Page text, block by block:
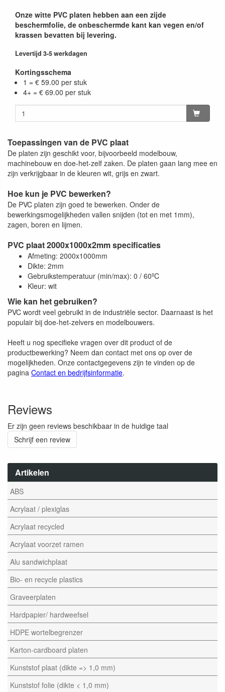
Artikelen
ABS
Acrylaat / plexiglas
Acrylaat recycled
Acrylaat voorzet ramen
Alu sandwichplaat
Bio- en recycle plastics
Graveerplaten
Hardpapier/ hardweefsel
HDPE wortelbegrenzer
Karton-cardboard platen
Kunststof plaat (dikte => 1,0 mm)
Kunststof folie (dikte < 1,0 mm)
Onze witte PVC platen hebben aan een zijde
beschermfolie, de onbeschermde kant kan vegen en/of
krassen bevatten bij levering.
Levertijd 3-5 werkdagen
Kortingsschema
1 = € 59.00 per stuk
4+ = € 69.00 per stuk
Toepassingen van de PVC plaat
De platen zijn geschikt voor, bijvoorbeeld modelbouw,
machinebouw en doe-het-zelf zaken. De platen gaan lang mee en
zijn verkrijgbaar in de kleuren wit, grijs en zwart.
Hoe kun je PVC bewerken?
De PVC platen zijn goed te bewerken. Onder de
bewerkingsmogelijkheden vallen snijden (tot en met 1mm),
zagen, boren en lijmen.
PVC plaat 2000x1000x2mm specificaties
Afmeting: 2000x1000mm
Dikte: 2mm
Gebruikstemperatuur (min/max): 0 / 60ºC
Kleur: wit
Wie kan het gebruiken?
PVC wordt veel gebruikt in de industriële sector. Daarnaast is het
populair bij doe-het-zelvers en modelbouwers.
Heeft u nog specifieke vragen over dit product of de
productbewerking? Neem dan contact met ons op over de
mogelijkheden. Onze contactgegevens zijn te vinden op de
pagina Contact en bedrijfsinformatie.
Reviews
Er zijn geen reviews beschikbaar in de huidige taal
Schrijf een review